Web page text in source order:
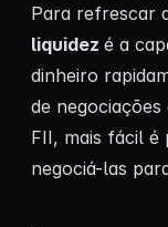
Para refrescar
liquidez é a
dinheiro
de
FII, mais fácil
negociá-las